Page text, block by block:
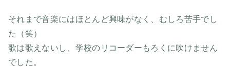
それまで音楽にはほとんど興味がなく、むしろ苦手でし
た（笑）
歌は歌えないし、学校のリコーダーもろくに吹けません
でした。